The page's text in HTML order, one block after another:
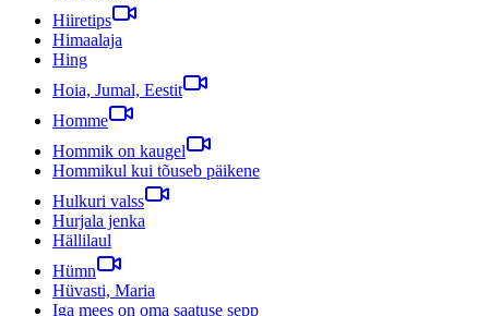
Hiiretips
Himaalaja
Hing
Hoia, Jumal, Eestit
Homme
Hommik on kaugel
Hommikul kui tõuseb päikene
Hulkuri valss
Hurjala jenka
Hällilaul
Hümn
Hüvasti, Maria
Iga mees on oma saatuse sepp